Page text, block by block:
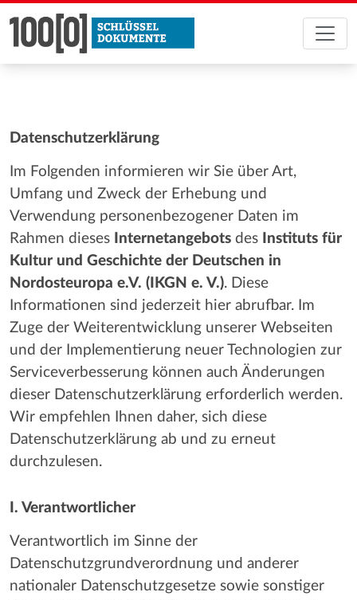
Datenschutzerklärung
Im Folgenden informieren wir Sie über Art,
Umfang und Zweck der Erhebung und
Verwendung personenbezogener Daten im
Rahmen dieses
Internetangebots des
Instituts für
Kultur und Geschichte der Deutschen in
Nordosteuropa e.V. (IKGN e. V.). Diese
Informationen sind jederzeit hier abrufbar. Im
Zuge der Weiterentwicklung unserer Webseiten
und der Implementierung neuer Technologien zur
Serviceverbesserung können auch Änderungen
dieser Datenschutzerklärung erforderlich werden.
Wir empfehlen Ihnen daher, sich diese
Datenschutzerklärung ab und zu erneut
durchzulesen.
I. Verantwortlicher
Verantwortlich im Sinne der
Datenschutzgrundverordnung und anderer
nationaler Datenschutzgesetze sowie sonstiger